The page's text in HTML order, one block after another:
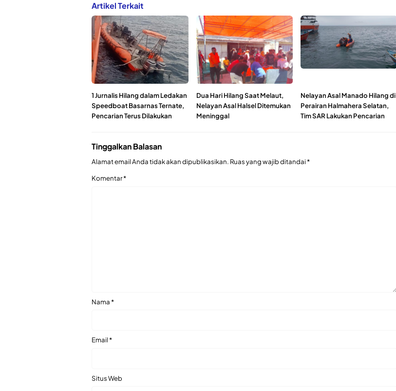
Artikel Terkait
1 Jurnalis Hilang dalam Ledakan
Speedboat Basarnas Ternate,
Pencarian Terus Dilakukan
Dua Hari Hilang Saat Melaut,
Nelayan Asal Halsel Ditemukan
Meninggal
Nelayan Asal Manado Hilang di
Perairan Halmahera Selatan,
Tim SAR Lakukan Pencarian
Tinggalkan Balasan
Alamat email Anda tidak akan dipublikasikan. Ruas yang wajib ditandai*
Komentar*
Nama*
Email*
Situs Web